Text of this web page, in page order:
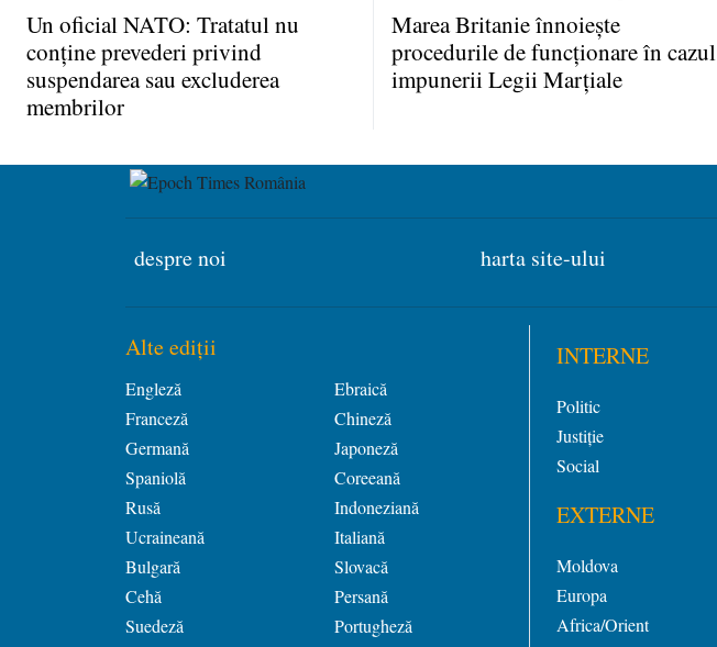
Un oficial NATO: Tratatul nu
conţine prevederi privind
suspendarea sau excluderea
membrilor
Marea Britanie înnoieşte
procedurile de funcţionare în cazul
impunerii Legii Marţiale
despre noi harta site-ului
Alte ediții
Engleză
Ebraică
Franceză
Chineză
Germană
Japoneză
Spaniolă
Coreeană
Rusă
Indoneziană
Ucraineană
Italiană
Bulgară
Slovacă
Cehă
Persană
Suedeză
Portugheză
INTERNE
Politic
Justiție
Social
EXTERNE
Moldova
Europa
Africa/Orient